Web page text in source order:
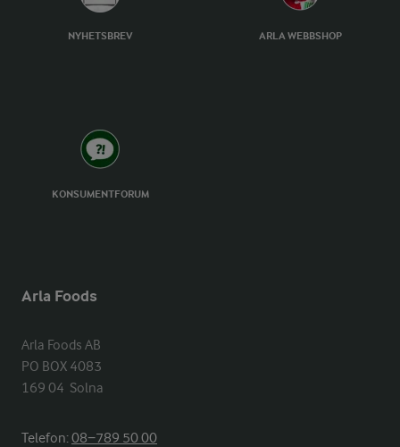
NYHETSBREV ARLA WEBBSHOP
KONSUMENTFORUM
Arla Foods
Arla Foods AB
PO BOX 4083
169 04  Solna
Telefon:08−789 50 00